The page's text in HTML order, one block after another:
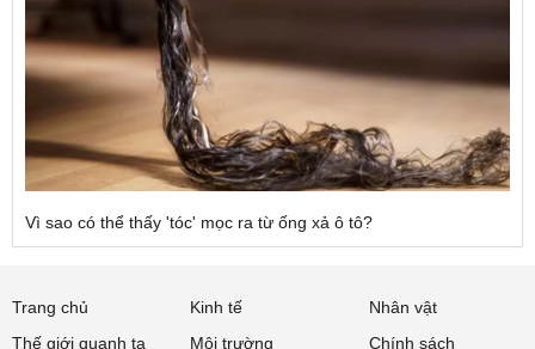
Vì sao có thể thấy 'tóc' mọc ra từ ống xả ô tô?
Trang chủ Kinh tế
Nhân vật
Thế giới quanh ta
Môi trường
Chính sách